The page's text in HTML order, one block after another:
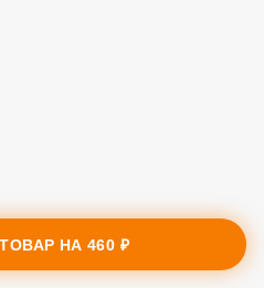
НА460 ₽